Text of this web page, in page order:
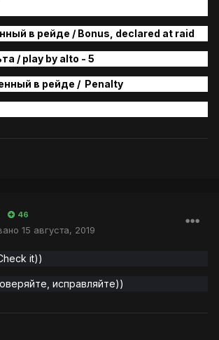
в рейде / Bonus, declared at raid
/ play by alto - 5
ый в рейде / Penalty
46
15 августа, 2019
it))
исправляйте))